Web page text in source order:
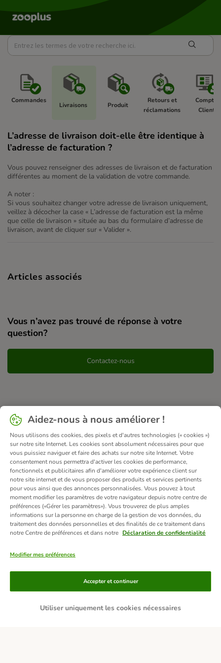
Commandes
Livraisons Produit
Retours et
réclamations
Compte
Client
L’adresse de livraison doit-elle être identique à
l’adresse de facturation ?
Vous pouvez renseigner des adresses de livraison et de facturation
différentes au moment de la validation de votre commande.
A noter :
Si vous souhaitez changer votre adresse de livraison uniquement,
veillez à décocher la case « L’adresse de facturation est la même
que celle de livraison » située au bas du formulaire d’adresse de
livraison, avant de cliquer sur « Valider ».
Articles associés
Vous n’avez pas trouvé de réponse à votre
question?
Contactez-nous
Moyens de paiement
Aidez-nous à nous améliorer !
Nous utilisons des cookies, des pixels et d'autres technologies (« cookies »)
sur notre site Internet. Les cookies sont absolument nécessaires pour que
vous puissiez naviguer et faire des achats sur notre site Internet. Votre
consentement nous permettra d'activer les cookies de performance,
fonctionnels et publicitaires afin d'améliorer votre expérience client sur
notre site internet et de vous proposer des produits et services pertinents
pour vous ainsi que des annonces personnalisées. Vous pouvez à tout
moment modifier les paramètres de votre navigateur depuis notre centre de
préférences («Gérer les paramètres»). Vous trouverez de plus amples
informations sur la personne en charge de la gestion de vos données, du
traitement des données personnelles et des finalités de ce traitement dans
notre Centre de préférences et dans notre Déclaration de confidentialité
Modifier mes préférences
Utiliser uniquement les cookies nécessaires
Accepter et continuer